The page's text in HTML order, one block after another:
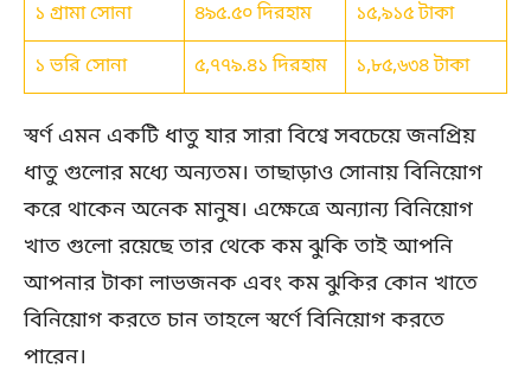
১ গ্রামা সোনা ৪৯৫.৫০ দিরহাম
১৫,৯১৫ টাকা
১ ভরি সোনা
৫,৭৭৯.৪১ দিরহাম ১,৮৫,৬৩৪ টাকা
স্বর্ণ এমন একটি ধাতু যার সারা বিশ্বে সবচেয়ে জনপ্রিয়
ধাতু গুলোর মধ্যে অন্যতম। তাছাড়াও সোনায় বিনিয়োগ
করে থাকেন অনেক মানুষ। এক্ষেত্রে অন্যান্য বিনিয়োগ
খাত গুলো রয়েছে তার থেকে কম ঝুকি তাই আপনি
আপনার টাকা লাভজনক এবং কম ঝুকির কোন খাতে
বিনিয়োগ করতে চান তাহলে স্বর্ণে বিনিয়োগ করতে
পারেন।